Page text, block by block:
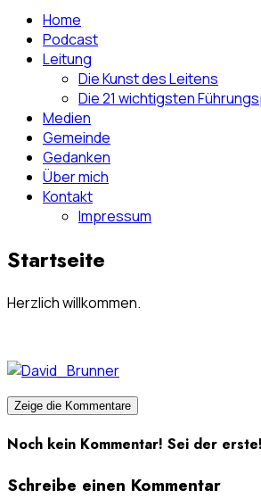
Home
Podcast
Leitung
Die Kunst des Leitens
Die 21 wichtigsten
Medien
Gemeinde
Gedanken
Über mich
Kontakt
Impressum
Startseite
Herzlich willkommen.
Zeige die Kommentare
Noch kein Kommentar! Sei der erste!
Schreibe einen Kommentar